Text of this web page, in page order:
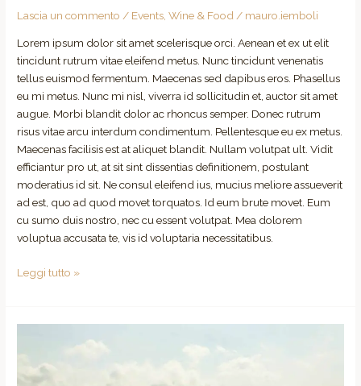
Lascia un commento / Events ,Wine & Food / mauro.iemboli
Lorem ipsum dolor sit amet scelerisque orci. Aenean et ex ut elit
tincidunt rutrum vitae eleifend metus. Nunc tincidunt venenatis
tellus euismod fermentum. Maecenas sed dapibus eros. Phasellus
eu mi metus. Nunc mi nisl, viverra id sollicitudin et, auctor sit amet
augue. Morbi blandit dolor ac rhoncus semper. Donec rutrum
risus vitae arcu interdum condimentum. Pellentesque eu ex metus.
Maecenas facilisis est at aliquet blandit. Nullam volutpat ult. Vidit
efficiantur pro ut, at sit sint dissentias definitionem, postulant
moderatius id sit. Ne consul eleifend ius, mucius meliore assueverit
ad est, quo ad quod movet torquatos. Id eum brute movet. Eum
cu sumo duis nostro, nec cu essent volutpat. Mea dolorem
voluptua accusata te, vis id voluptaria necessitatibus.
Leggi tutto »
Interview